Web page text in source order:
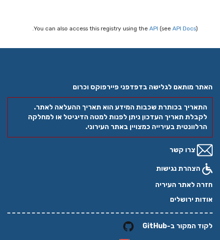
You can also access this registry using the API (see API Docs).
האתר מותאם לגלישה בדפדפני פיירפוקס וכרום
התאריך בכותרת שכבות המידע הוא תאריך ההעלאה לאתר.
לקבלת תאריך העדכון ניתן לפנות למטה הדיגיטל או למחלקה
הרלוונטית בעירייה כמצויין באתר העירוני.
צרו קשר
הצהרת נגישות
חזרה לאתר העיריה
אודות ירושלים
לקוד המקור ב-GitHub